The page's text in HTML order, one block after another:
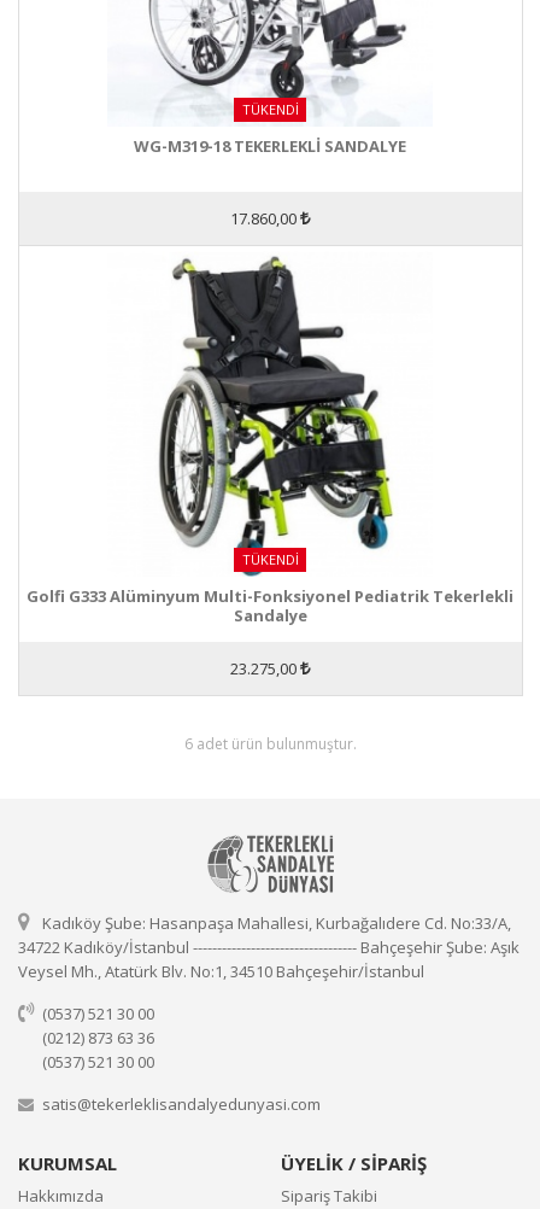
TÜKENDI
WG-M319-18 TEKERLEKLİ SANDALYE
17.860,00
TÜKENDI
Golfi G333 Alüminyum Multi-Fonksiyonel Pediatrik Tekerlekli
Sandalye
23.275,00
6 adet ürün bulunmuştur.
Kadıköy Şube: Hasanpaşa Mahallesi, Kurbağalıdere Cd. No:33/A,
34722 Kadıköy/İstanbul ---------------------------------- Bahçeşehir Şube: Aşık
Veysel Mh., Atatürk Blv. No:1, 34510 Bahçeşehir/İstanbul
(0537) 521 30 00
(0212) 873 63 36
(0537) 521 30 00
satis@tekerleklisandalyedunyasi.com
KURUMSAL
Hakkımızda
ÜYELİK / SİPARİŞ
Sipariş Takibi